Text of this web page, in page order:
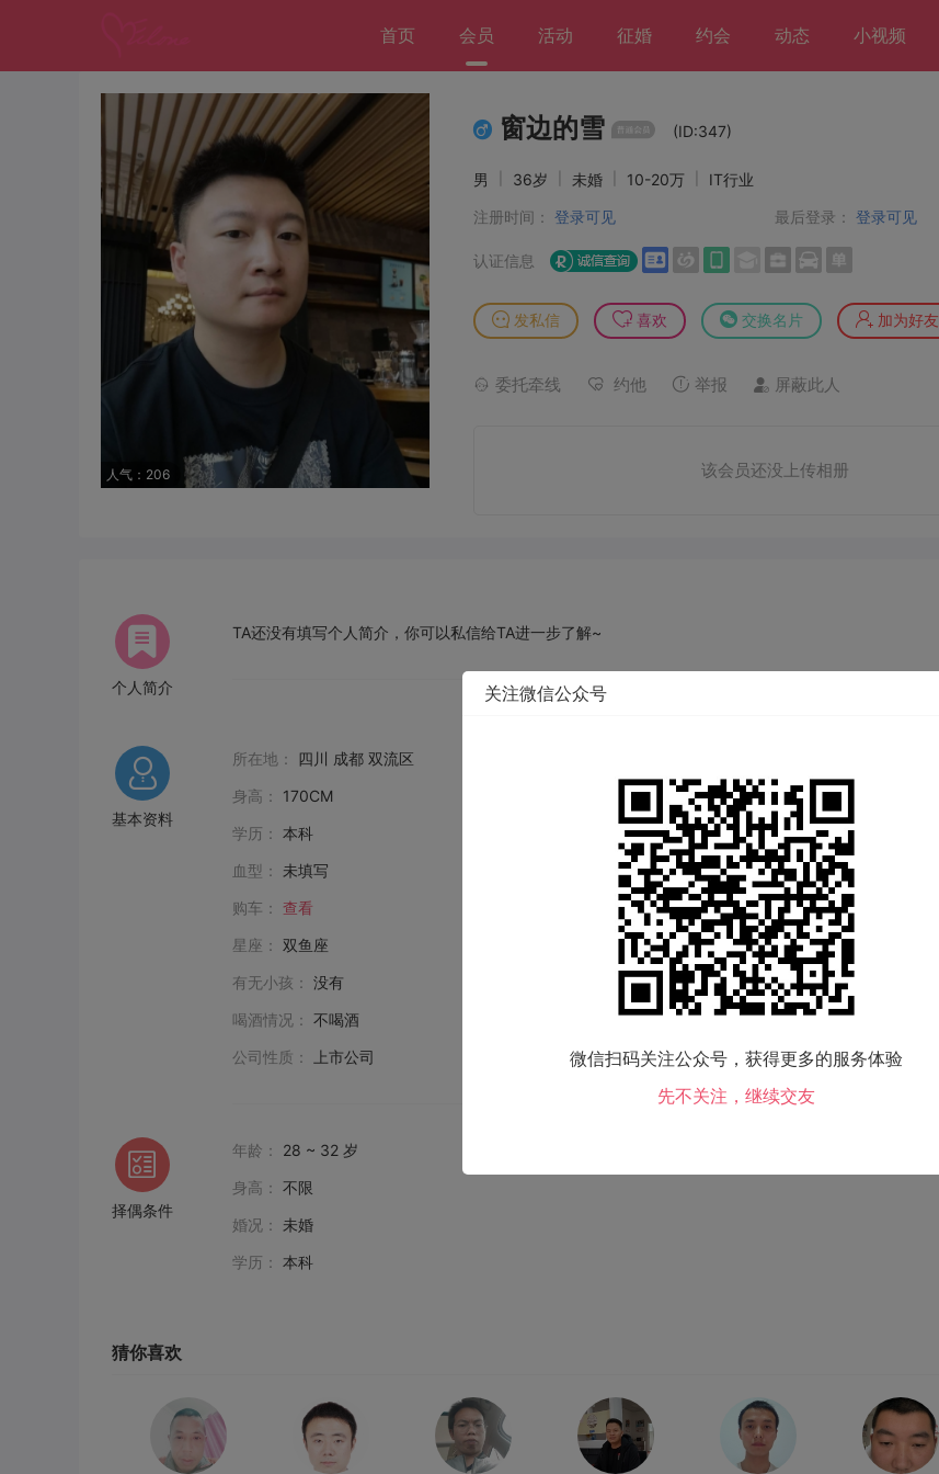
首页 会员 活动 征婚 约会 动态 小视频
人气：206
窗边的雪 (ID:347)
男 36岁 未婚 10-20万
IT行业
注册时间： 登录可见 最后登录： 登录可见
认证信息
发私信 喜欢 交换名片 加为好友
委托牵线 约他 举报 屏蔽此人
该会员还没上传相册
个人简介
TA还没有填写个人简介，你可以私信给TA进一步了解~
基本资料
所在地： 四川 成都 双流区
身高：
170CM 体重：
75KG
学历： 本科 民族：汉族
血型：
未填写 生肖：马
购车：
查看 购房： 查看
星座： 双鱼座 交友类型：未填写
有无小孩： 没有 吸烟情况：
不吸
喝酒情况： 不喝酒 毕业院校：
未填写
公司性质：
上市公司 兴趣爱好：未填写
择偶条件
年龄：
28 ~ 32 岁
身高： 不限
婚况：
未婚
学历： 本科
猜你喜欢
关注微信公众号
微信扫码关注公众号，获得更多的服务体验
先不关注，继续交友